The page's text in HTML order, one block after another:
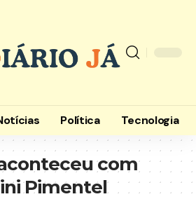
Política Tecnologia
com
Pimentel